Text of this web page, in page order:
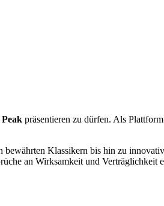
Peak präsentieren zu dürfen. Als
Klassikern bis hin zu
an Wirksamkeit und